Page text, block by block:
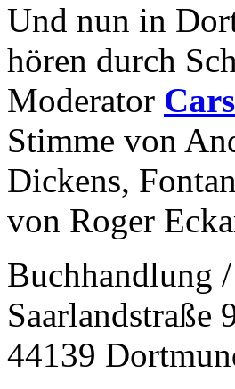
Und nun in
hören durch
Moderator
Stimme von
Dickens,
von Roger
Buchhandlung
Saarlandstraße
44139